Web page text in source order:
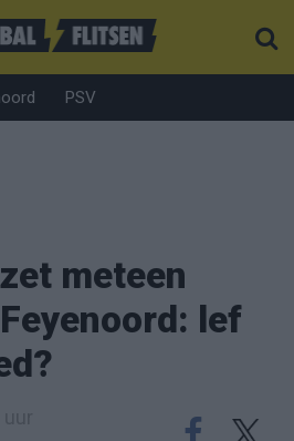
PSV
meteen
lef